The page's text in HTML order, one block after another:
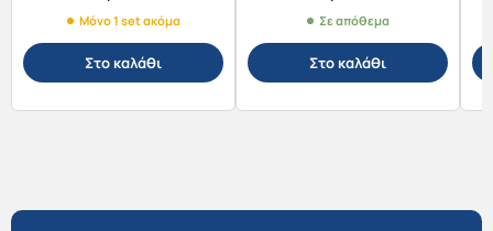
Μόνο 1 set ακόμα
Στο καλάθι
Σε απόθεμα
Στο καλάθι